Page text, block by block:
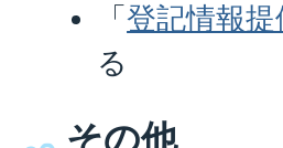
「登記情報
る
その他